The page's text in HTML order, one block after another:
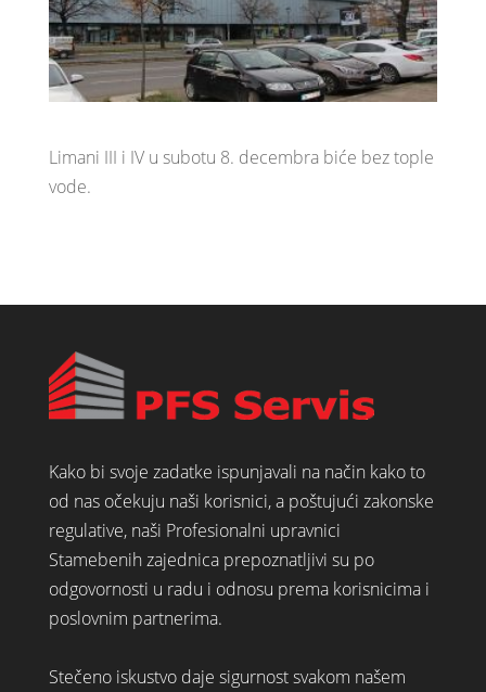
Limani III i IV u subotu 8. decembra biće bez tople
vode.
Kako bi svoje zadatke ispunjavali na način kako to
od nas očekuju naši korisnici, a poštujući zakonske
regulative, naši Profesionalni upravnici
Stamebenih zajednica prepoznatljivi su po
odgovornosti u radu i odnosu prema korisnicima i
poslovnim partnerima.
Stečeno iskustvo daje sigurnost svakom našem